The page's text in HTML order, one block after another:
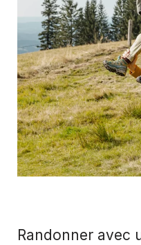
Randonner avec